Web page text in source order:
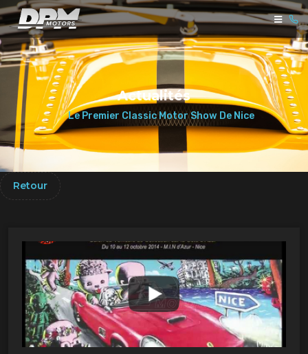
Actualités
Le Premier Classic Motor Show De Nice
Retour